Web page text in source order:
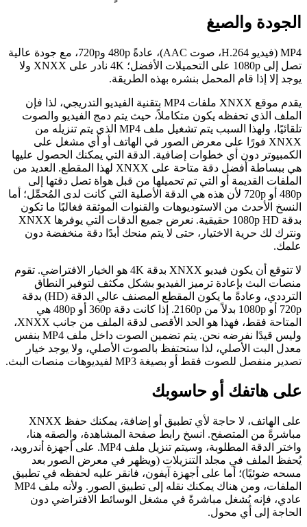
الجودة والصيغ
MP4 (فيديو H.264، صوت AAC)، عادةً 480p و720p، مع جودة عالية
تصل إلى 1080p على التحميلات الأفضل؛ 4K نادر على XNXX ولا
يوجد إلا إذا قام المحمل بنشره بهذه الطريقة.
يقدم موقع XNXX ملفات MP4 بتقنية الفيديو التدريجي، لذا فإن
الملف الذي تحفظه يكون متكاملاً، حيث يتم دمج الفيديو والصوت
تلقائيًا، ولهذا السبب يتم تشغيل ملف MP4 الذي يتم تنزيله من
XNXX فورًا على معرض الصور في الهاتف أو أي مشغل على
الكمبيوتر دون أي خطوات إضافية. الدقة التي يمكنك الحصول عليها
هي ببساطة أفضل دقة متاحة على XNXX لهذا المقطع. العديد من
الملفات القديمة أو التي تم تحميلها من قبل هواة تصل دقتها إلى
480p أو 720p لأن هذه هي الدقة الأصلية التي كانت لدى المُحمِّل؛ أما
النسخ الأحدث من الاستوديوهات والقنوات الموثقة فغالبًا ما تكون
بدقة 1080p HD حقيقية. نعرض جميع الدقات التي يوفرها XNXX
ونترك لك حرية الاختيار، حتى لا يتم منحك أبدًا دقة منخفضة دون
علمك.
لا تتوقع أن يكون فيديو XNXX بدقة 4K هو الخيار الافتراضي. تقوم
منصات البث بإعادة ترميز الفيديو بشكل مكثف لتوفير النطاق
الترددي، وعادةً ما يكون المقطع المصنف عالي الدقة (HD) بدقة
720p أو 1080p بدلاً من 2160p. إذا كانت دقة 360p أو 480p هي
المتاحة فقط، فهذا هو الحد الأقصى لدقة الملف من جانب XNXX،
وليس قيدًا نفرضه نحن. يتم تضمين الصوت داخل ملف MP4 بنفس
معدل البت الأصلي، لذا ستحتفظ بالصوت الأصلي، ولا يوجد خيار
تصدير منفصل للصوت فقط أو بصيغة MP3 لفيديوهات منصات البث.
على هاتفك أو حاسوبك
على الهاتف، لا حاجة لأي تطبيق أو إضافة، يمكنك حفظ XNXX
مباشرةً من المتصفح. انسخ رابط صفحة المشاهدة، والصقه هنا،
واختر الدقة المطلوبة، وسيتم تنزيل ملف MP4. على أجهزة أندرويد،
يُحفظ الملف في مجلد التنزيلات (ويظهر في معرض الصور بعد
مسحه ضوئيًا)؛ أما على أجهزة آيفون، فانقر عليه لحفظه في تطبيق
الملفات، ومن هناك يمكنك نقله إلى تطبيق الصور. ولأنه ملف MP4
عادي، فإنه يُشغل مباشرةً في مشغل الوسائط الافتراضي دون
الحاجة إلى أي محول.